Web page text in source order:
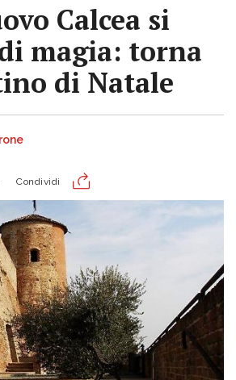
Calcea si
magia: torna
di Natale
Condividi